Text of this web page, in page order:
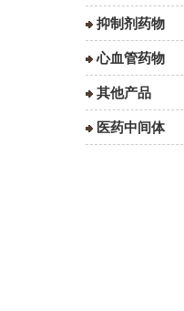
抑制剂药物
心血管药物
其他产品
医药中间体